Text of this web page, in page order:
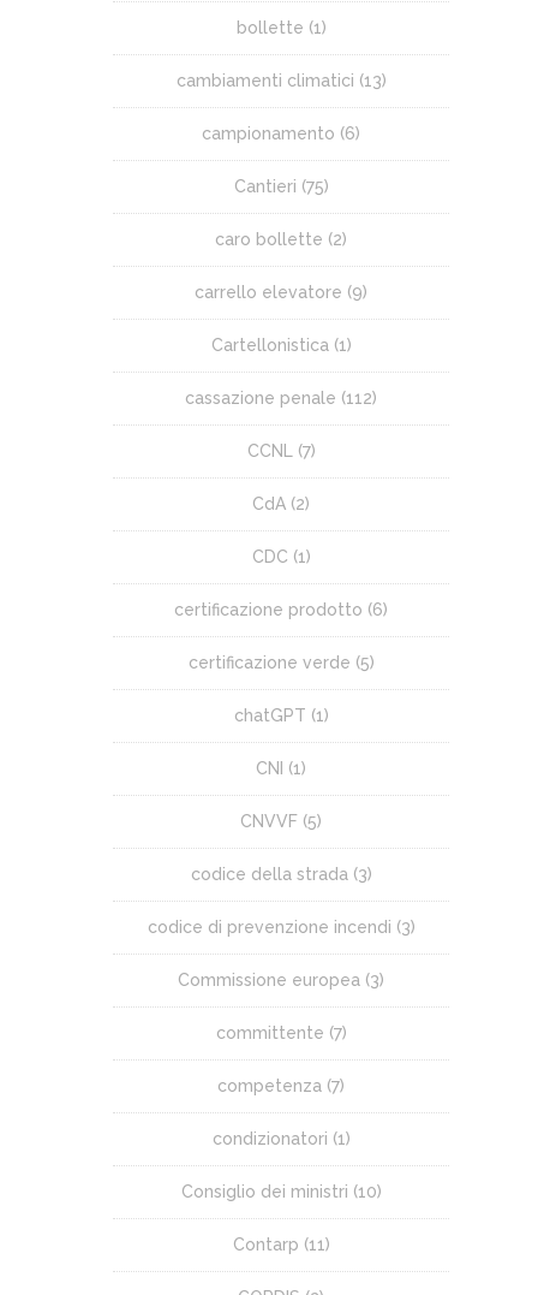
bollette (1)
cambiamenti climatici (13)
campionamento (6)
Cantieri (75)
caro bollette (2)
carrello elevatore (9)
Cartellonistica (1)
cassazione penale (112)
CCNL (7)
CdA (2)
CDC (1)
certificazione prodotto (6)
certificazione verde (5)
chatGPT (1)
CNI (1)
CNVVF (5)
codice della strada (3)
codice di prevenzione incendi (3)
Commissione europea (3)
committente (7)
competenza (7)
condizionatori (1)
Consiglio dei ministri (10)
Contarp (11)